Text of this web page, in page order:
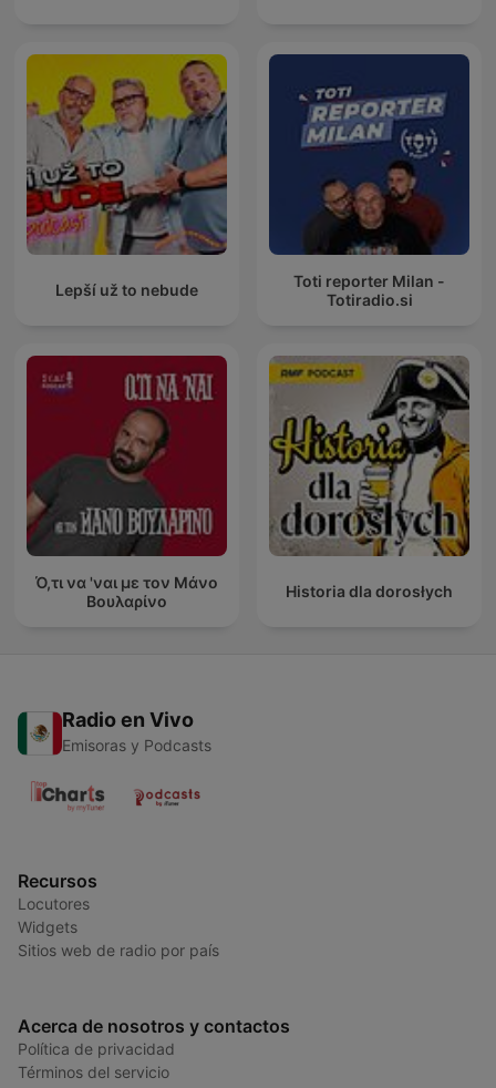
Lepší už to nebude
Toti reporter Milan -
Totiradio.si
Ό,τι να 'ναι με τον Μάνο
Βουλαρίνο
Historia dla dorosłych
Radio en Vivo
Emisoras y Podcasts
Recursos
Locutores
Widgets
Sitios web de radio por país
Acerca de nosotros y contactos
Política de privacidad
Términos del servicio